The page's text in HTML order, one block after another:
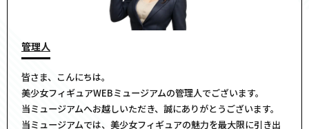
管理人
皆さま、こんにちは。
美少女フィギュアWEBミュージアムの管理人でございます。
当ミュージアムへお越しいただき、誠にありがとうございます。
当ミュージアムでは、美少女フィギュアの魅力を最大限に引き出